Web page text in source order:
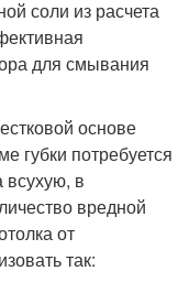
соли из расчета
для смывания
основе
губки потребуется
всухую, в
вредной
от
так: